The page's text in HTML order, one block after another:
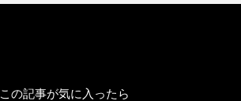
この記事が気に入ったら